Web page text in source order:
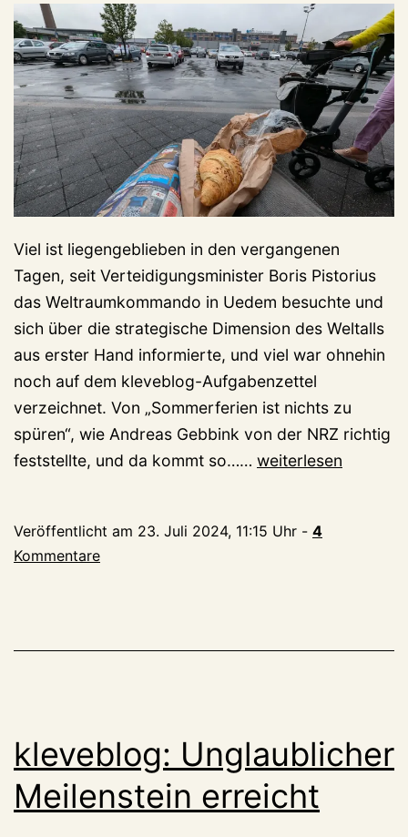
Viel ist liegengeblieben in den vergangenen
Tagen, seit Verteidigungsminister Boris Pistorius
das Weltraumkommando in Uedem besuchte und
sich über die strategische Dimension des Weltalls
aus erster Hand informierte, und viel war ohnehin
noch auf dem kleveblog-Aufgabenzettel
verzeichnet. Von „Sommerferien ist nichts zu
spüren“, wie Andreas Gebbink von der NRZ richtig
feststellte, und da kommt so…… Romantisches
weiterlesen
Veröffentlicht am 23. Juli 2024, 11:15 Uhr - 4
Kommentare
kleveblog: Unglaublicher
Meilenstein erreicht